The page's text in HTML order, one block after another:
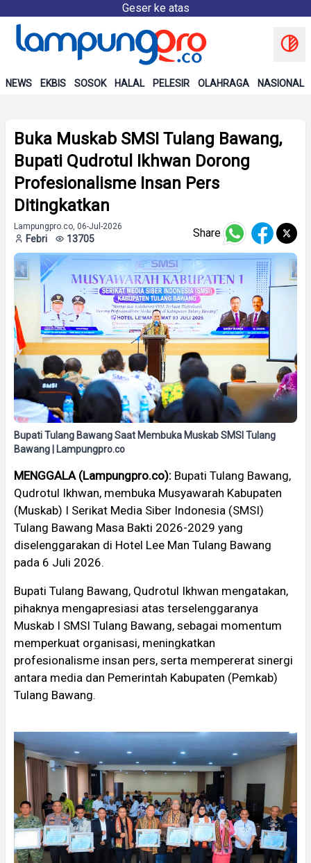
Geser ke atas
NEWS EKBIS SOSOK HALAL PELESIR OLAHRAGA NASIONAL
Buka Muskab SMSI Tulang Bawang,
Bupati Qudrotul Ikhwan Dorong
Profesionalisme Insan Pers
Ditingkatkan
Lampungpro.co, 06-Jul-2026
Febri 13705 Share
Bupati Tulang Bawang Saat Membuka Muskab SMSI Tulang
Bawang | Lampungpro.co
MENGGALA (Lampungpro.co): Bupati Tulang Bawang,
Qudrotul Ikhwan, membuka Musyawarah Kabupaten
(Muskab) I Serikat Media Siber Indonesia (SMSI)
Tulang Bawang Masa Bakti 2026-2029 yang
diselenggarakan di Hotel Lee Man Tulang Bawang
pada 6 Juli 2026.
Bupati Tulang Bawang, Qudrotul Ikhwan mengatakan,
pihaknya mengapresiasi atas terselenggaranya
Muskab I SMSI Tulang Bawang, sebagai momentum
memperkuat organisasi, meningkatkan
profesionalisme insan pers, serta mempererat sinergi
antara media dan Pemerintah Kabupaten (Pemkab)
Tulang Bawang.